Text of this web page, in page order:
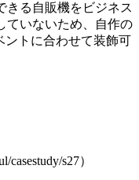
きる自販機をビジネス
ていないため、自作の
ントに合わせて装飾可
s27）